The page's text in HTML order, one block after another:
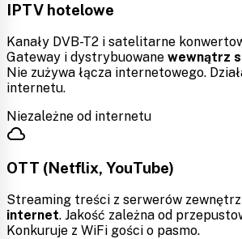
IPTV hotelowe
Kanały DVB-T2 i satelitarne
Gateway i dystrybuowane wewnątrz
Nie zużywa łącza internetowego.
internetu.
Niezależne od internetu
cloud
OTT (Netflix, YouTube)
Streaming treści z serwerów
internet. Jakość zależna od
Konkuruje z WiFi gości o pasmo.